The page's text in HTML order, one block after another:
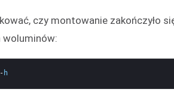
czy montowanie zakończyło
- h